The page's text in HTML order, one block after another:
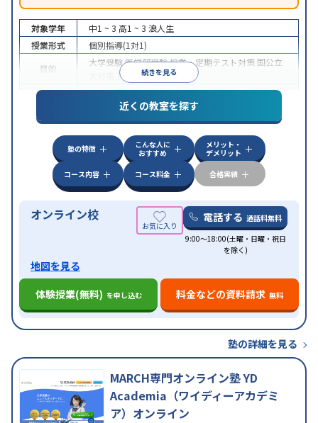
続きを見る
対象学年 中1 ~ 3 高1 ~ 3 浪人生
授業形式
個別指導(1対1)
目的
大学受験医学部受験授業・定期テスト対策 国公立
英検(英語検定)対策
中高一貫校生に対応授業の振替可能オンライン対
自習室あり
近くの教室を探す
塾の特徴
こんな人に
おすすめ
メリット・
デメリット
コース内容
コース料金 合格実績
オンライン校 電話する 通話料無料
9:00～18:00(土曜・日曜・祝日
を除く)
地図を見る
体験授業(無料) を申し込む 料金などの資料請求 無料
塾の詳細を見る
MARCH専門オンライン塾 YD
Academia（ワイディーアカデミ
ア）オンライン